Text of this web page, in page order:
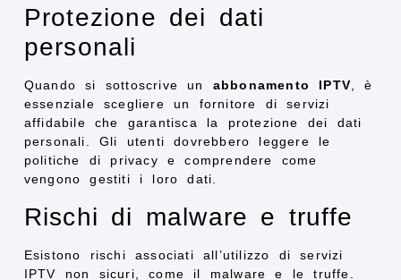
Protezione dei dati
personali
Quando si sottoscrive un abbonamento IPTV, è
essenziale scegliere un fornitore di servizi
affidabile che garantisca la protezione dei dati
personali. Gli utenti dovrebbero leggere le
politiche di privacy e comprendere come
vengono gestiti i loro dati.
Rischi di malware e truffe
Esistono rischi associati all’utilizzo di servizi
IPTV non sicuri, come il malware e le truffe.